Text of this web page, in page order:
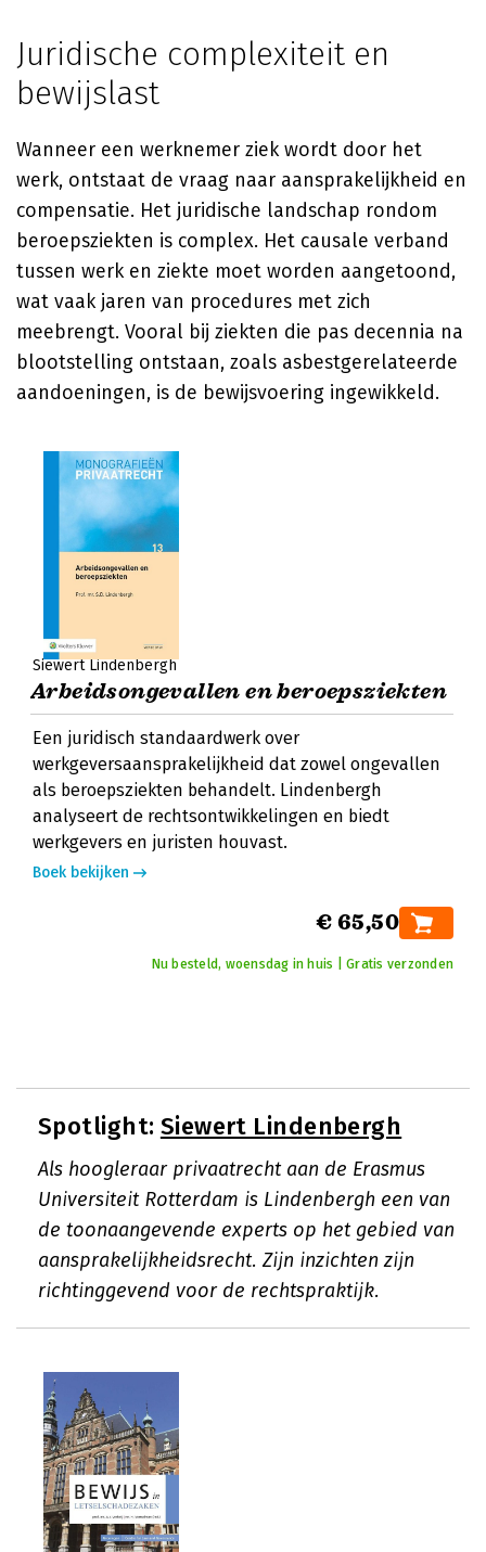
Juridische complexiteit en
bewijslast
Wanneer een werknemer ziek wordt door het
werk, ontstaat de vraag naar aansprakelijkheid en
compensatie. Het juridische landschap rondom
beroepsziekten is complex. Het causale verband
tussen werk en ziekte moet worden aangetoond,
wat vaak jaren van procedures met zich
meebrengt. Vooral bij ziekten die pas decennia na
blootstelling ontstaan, zoals asbestgerelateerde
aandoeningen, is de bewijsvoering ingewikkeld.
Siewert Lindenbergh
Arbeidsongevallen en beroepsziekten
Een juridisch standaardwerk over
werkgeversaansprakelijkheid dat zowel ongevallen
als beroepsziekten behandelt. Lindenbergh
analyseert de rechtsontwikkelingen en biedt
werkgevers en juristen houvast.
Boek bekijken
€ 65,50
Nu besteld, woensdag in huis | Gratis verzonden
Spotlight: Siewert Lindenbergh
Als hoogleraar privaatrecht aan de Erasmus
Universiteit Rotterdam is Lindenbergh een van
de toonaangevende experts op het gebied van
aansprakelijkheidsrecht. Zijn inzichten zijn
richtinggevend voor de rechtspraktijk.